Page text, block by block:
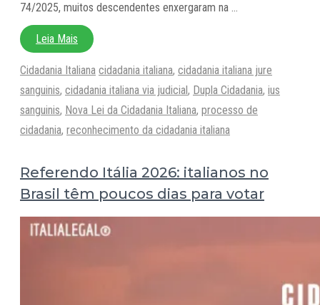
74/2025, muitos descendentes enxergaram na …
Leia Mais
Categorias
Cidadania Italiana Tags
cidadania italiana, cidadania italiana jure
sanguinis, cidadania italiana via judicial, Dupla Cidadania, ius
sanguinis, Nova Lei da Cidadania Italiana, processo de
cidadania, reconhecimento da cidadania italiana
Referendo Itália 2026: italianos no
Brasil têm poucos dias para votar